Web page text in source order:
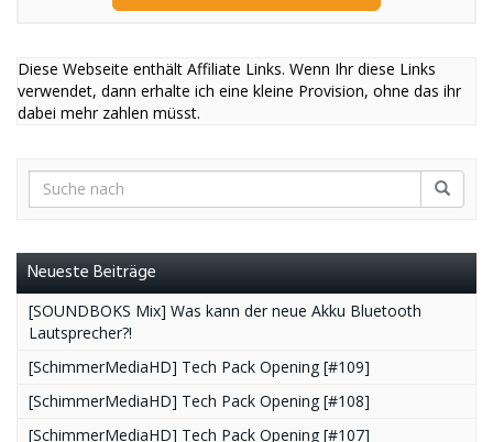
Diese Webseite enthält Affiliate Links. Wenn Ihr diese Links
verwendet, dann erhalte ich eine kleine Provision, ohne das ihr
dabei mehr zahlen müsst.
Neueste Beiträge
[SOUNDBOKS Mix] Was kann der neue Akku Bluetooth
Lautsprecher?!
[SchimmerMediaHD] Tech Pack Opening [#109]
[SchimmerMediaHD] Tech Pack Opening [#108]
[SchimmerMediaHD] Tech Pack Opening [#107]